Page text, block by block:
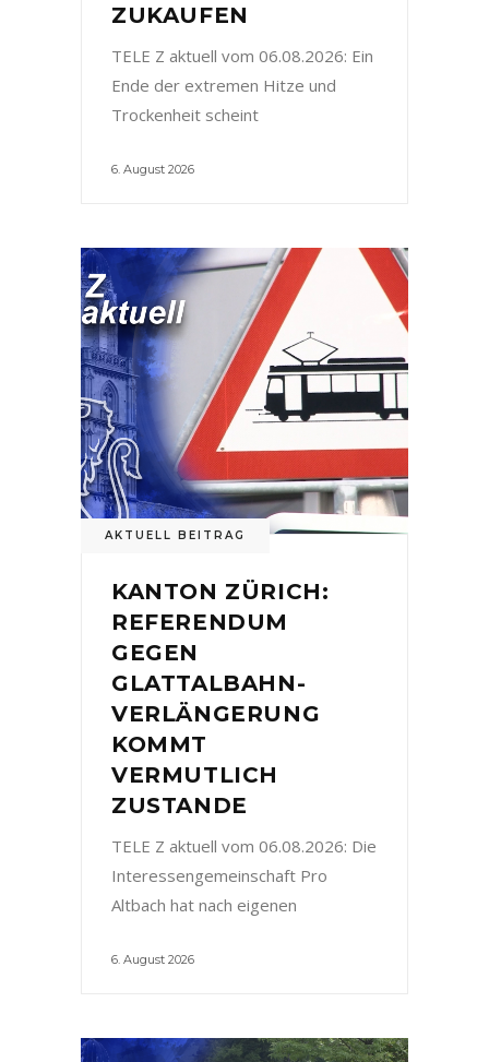
ZUKAUFEN
TELE Z aktuell vom 06.08.2026: Ein
Ende der extremen Hitze und
Trockenheit scheint
6. August 2026
AKTUELL BEITRAG
KANTON ZÜRICH:
REFERENDUM
GEGEN
GLATTALBAHN-
VERLÄNGERUNG
KOMMT
VERMUTLICH
ZUSTANDE
TELE Z aktuell vom 06.08.2026: Die
Interessengemeinschaft Pro
Altbach hat nach eigenen
6. August 2026